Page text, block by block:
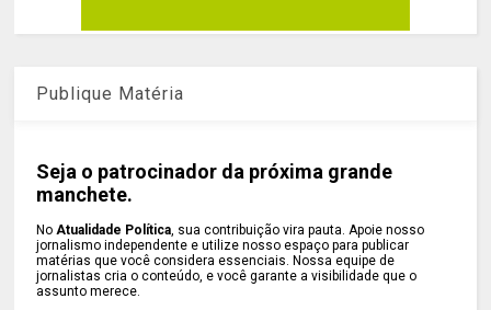
Publique Matéria
Seja o patrocinador da próxima grande
manchete.
NoAtualidade Política, sua contribuição vira pauta. Apoie nosso
jornalismo independente e utilize nosso espaço para publicar
matérias que você considera essenciais. Nossa equipe de
jornalistas cria o conteúdo, e você garante a visibilidade que o
assunto merece.